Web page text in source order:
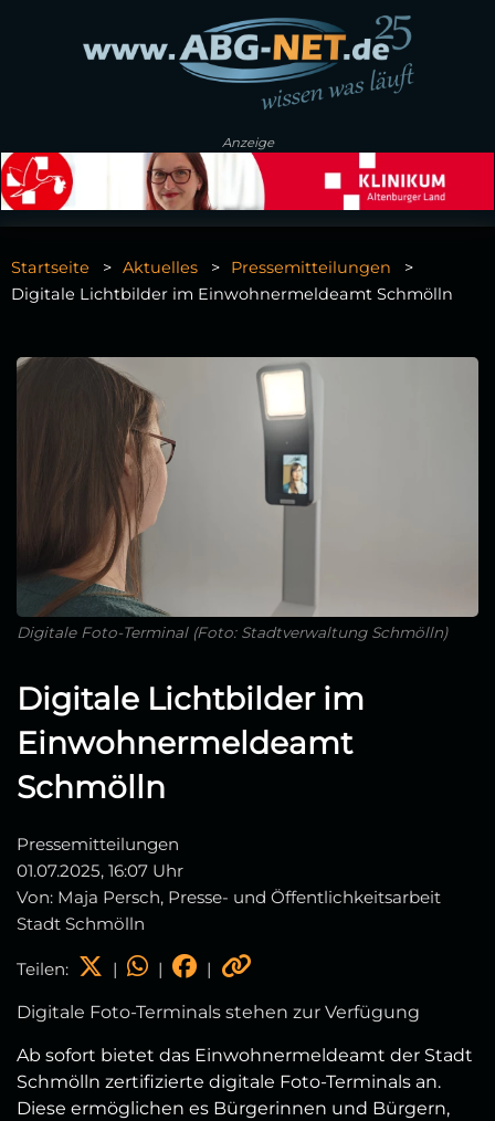
Anzeige
Startseite Aktuelles
Pressemitteilungen
Digitale Lichtbilder im Einwohnermeldeamt Schmölln
Digitale Foto-Terminal (Foto: Stadtverwaltung Schmölln)
Digitale Lichtbilder im
Einwohnermeldeamt
Schmölln
Pressemitteilungen
01.07.2025, 16:07 Uhr
Von: Maja Persch, Presse- und Öffentlichkeitsarbeit
Stadt Schmölln
Teilen: | | |
Digitale Foto-Terminals stehen zur Verfügung
Ab sofort bietet das Einwohnermeldeamt der Stadt
Schmölln zertifizierte digitale Foto-Terminals an.
Diese ermöglichen es Bürgerinnen und Bürgern,